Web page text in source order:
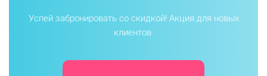
Успей забронировать со скидкой! Акция для новых
клиентов.